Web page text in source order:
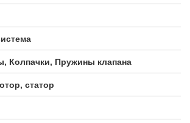
Колпачки, Пружины клапана
статор